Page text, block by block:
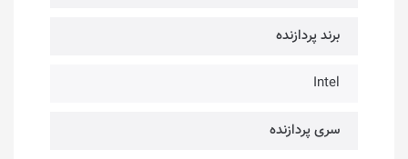
برند پردازنده
Intel
سری پردازنده